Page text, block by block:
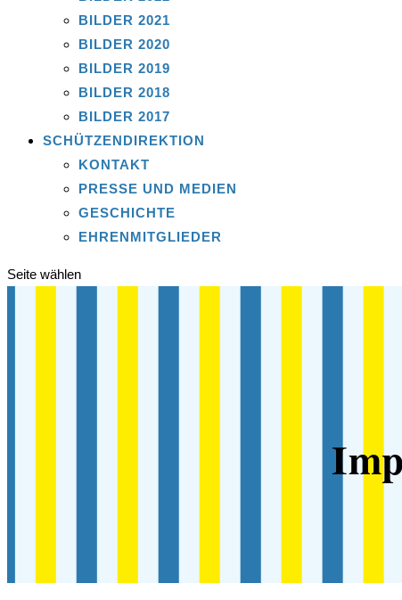
BILDER 2021
BILDER 2020
BILDER 2019
BILDER 2018
BILDER 2017
SCHÜTZENDIREKTION
KONTAKT
PRESSE UND MEDIEN
GESCHICHTE
EHRENMITGLIEDER
Seite wählen